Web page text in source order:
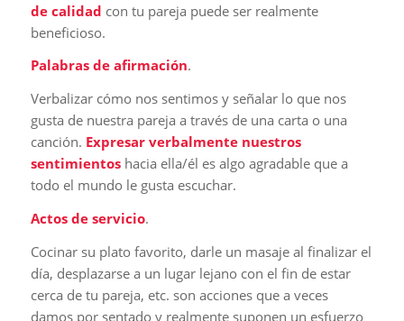
de calidad con tu pareja puede ser realmente
beneficioso.
Palabras de afirmación.
Verbalizar cómo nos sentimos y señalar lo que nos
gusta de nuestra pareja a través de una carta o una
canción. Expresar verbalmente nuestros
sentimientoshacia ella/él es algo agradable que a
todo el mundo le gusta escuchar.
Actos de servicio.
Cocinar su plato favorito, darle un masaje al finalizar el
día, desplazarse a un lugar lejano con el fin de estar
cerca de tu pareja, etc. son acciones que a veces
damos por sentado y realmente suponen un esfuerzo